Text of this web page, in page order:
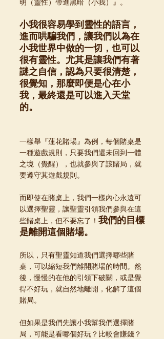
明（靈性）帶進黑暗（小我）』。
小我很容易學到靈性的語言，
進而哄騙我們，讓我們以為在
小我世界中做的一切，也可以
很有靈性。尤其是讓我們有著
謎之自信，認為只要很清楚，
很覺知，那麼即便是心在小
我，最終還是可以進入天堂
的。
一樣舉『蓮花賭場』為例，每個賭桌是
一種遊戲規則，只要我們還未回到一體
之境（覺醒），也就參與了該賭局，就
要遵守其遊戲規則。
而即使在賭桌上，我們一樣內心永遠可
以選擇聖靈，讓聖靈引領我們參與在這
些賭桌上，但不要忘了！ 我們的目標
是離開這個賭場。
所以，只有聖靈知道我們選擇哪些賭
桌，可以縮短我們離開賭場的時間。然
後，慢慢的在他的引領下破關，或是覺
得不好玩，就自然地離開，化解了這個
賭局。
但如果是我們先讓小我幫我們選擇賭
局，可能是看哪個好玩？比較會賺錢？